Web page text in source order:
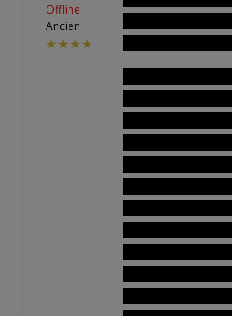
Offline
Ancien
★★★★